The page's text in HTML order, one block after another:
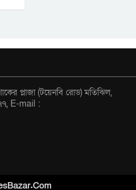
প্লাজা (টয়েনবি রোড) মতিঝিল,
E-mail :